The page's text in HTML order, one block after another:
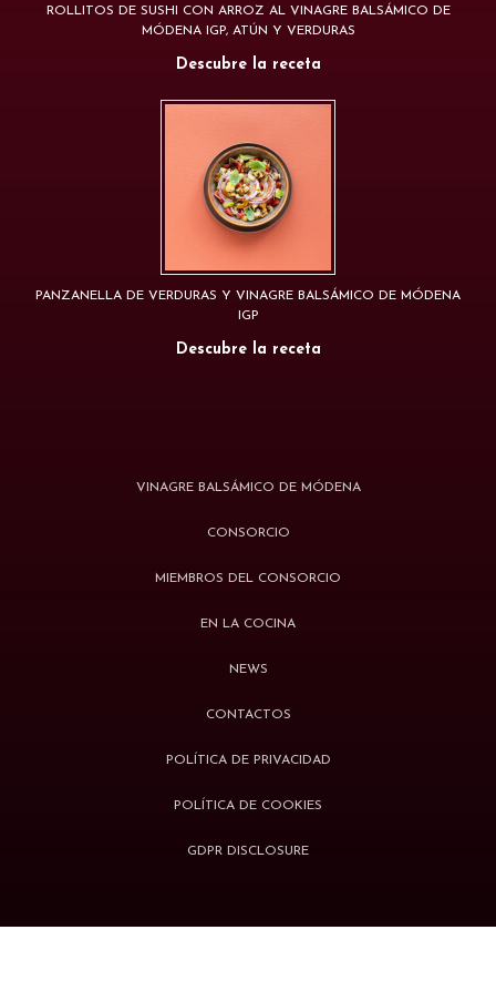
ROLLITOS DE SUSHI CON ARROZ AL VINAGRE BALSÁMICO DE
MÓDENA IGP, ATÚN Y VERDURAS
Descubre la receta
PANZANELLA DE VERDURAS Y VINAGRE BALSÁMICO DE MÓDENA
IGP
Descubre la receta
VINAGRE BALSÁMICO DE MÓDENA
CONSORCIO
MIEMBROS DEL CONSORCIO
EN LA COCINA
NEWS
CONTACTOS
POLÍTICA DE PRIVACIDAD
POLÍTICA DE COOKIES
GDPR DISCLOSURE